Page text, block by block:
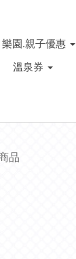
樂園.親子優惠
溫泉券
品